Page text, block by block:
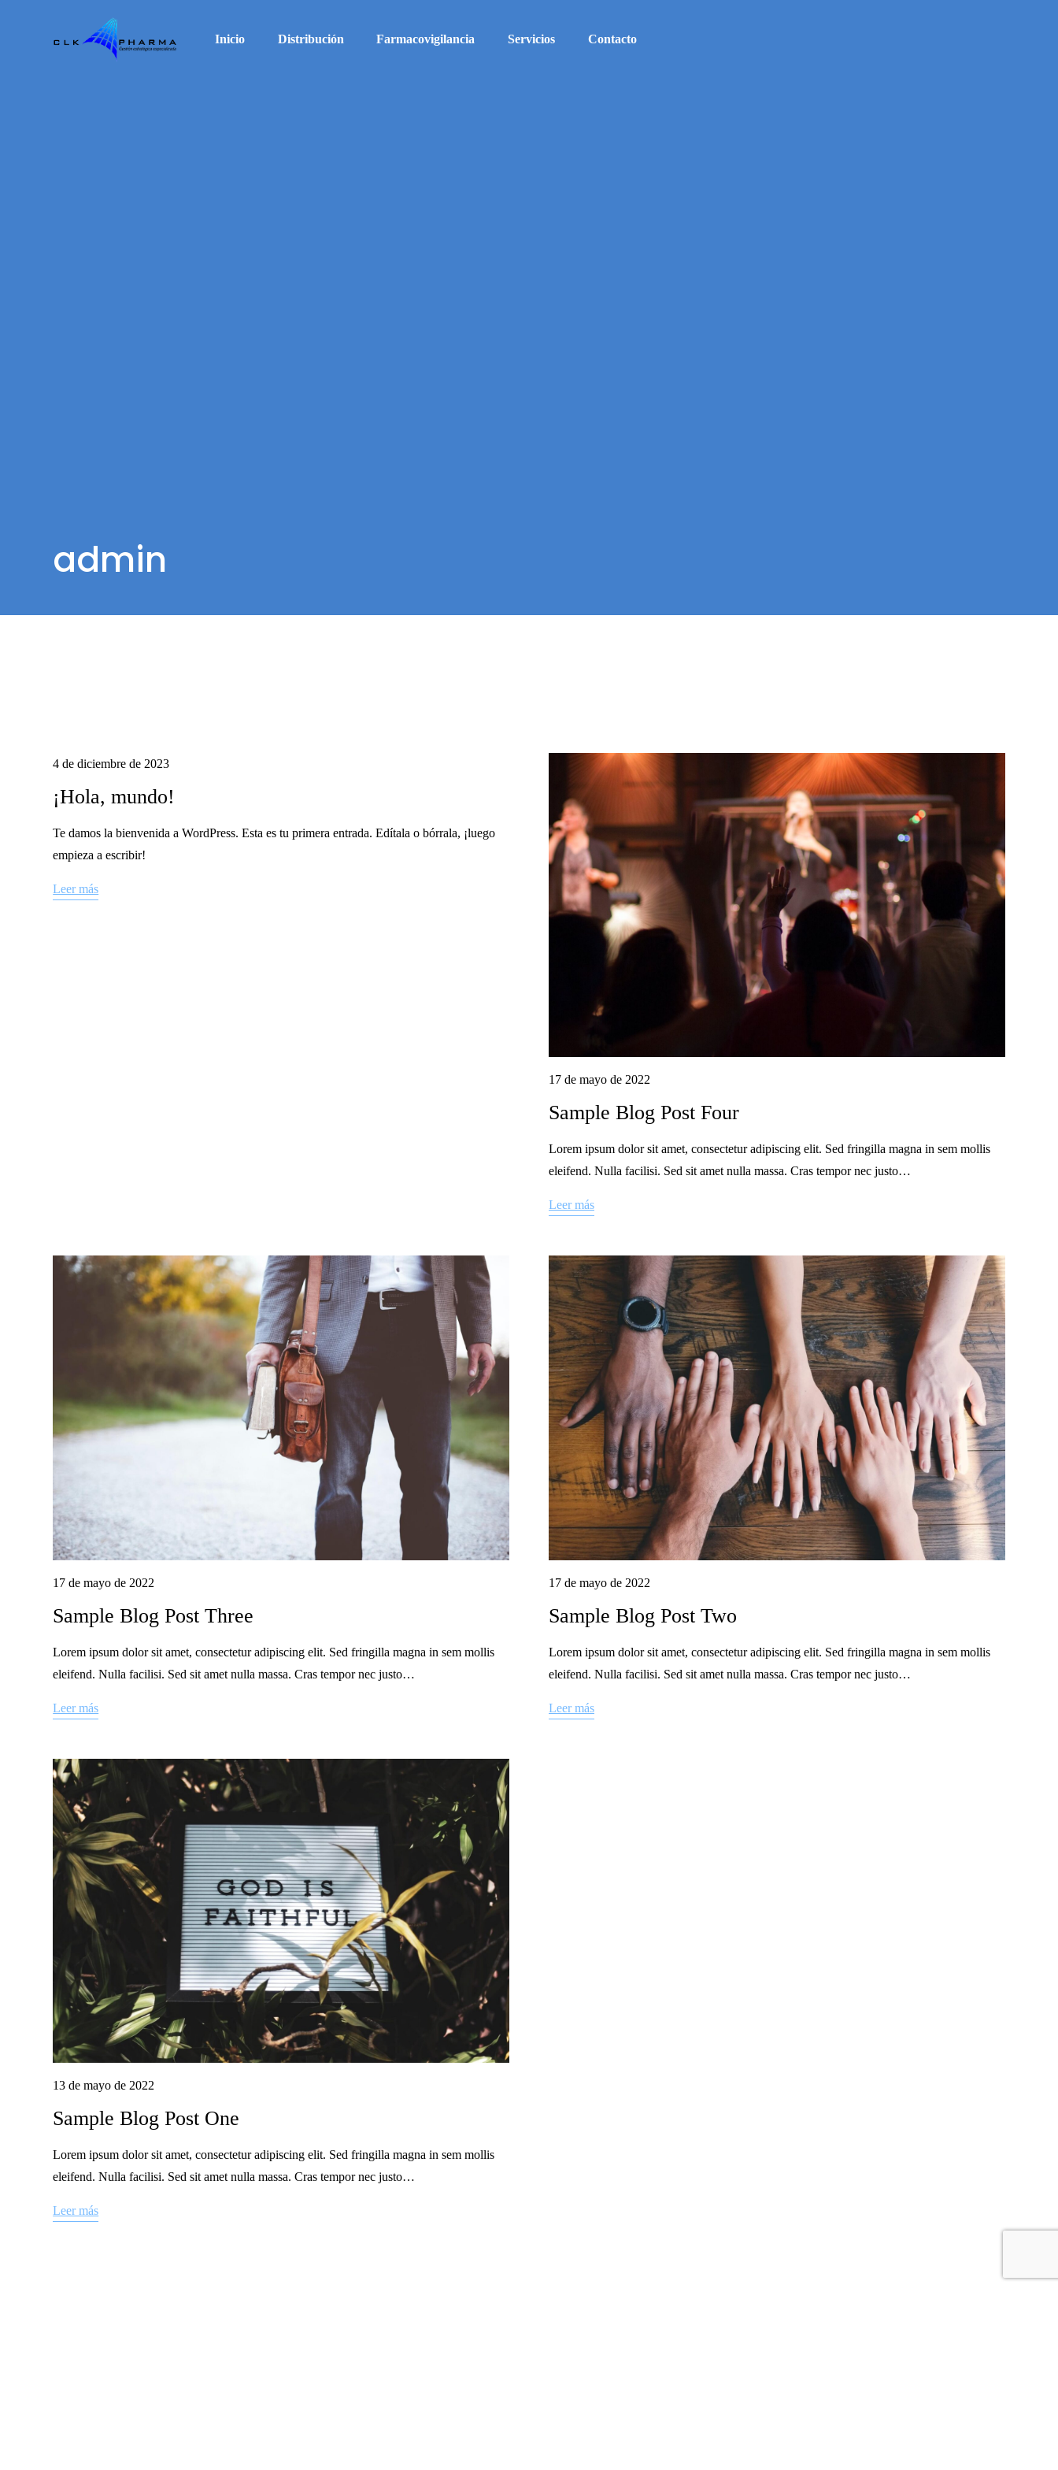
Inicio Distribución Farmacovigilancia Servicios Contacto
admin
4 de diciembre de 2023
¡Hola, mundo!
Te damos la bienvenida a WordPress. Esta es tu primera entrada. Edítala o bórrala, ¡luego
empieza a escribir!
Leer más
17 de mayo de 2022
Sample Blog Post Four
Lorem ipsum dolor sit amet, consectetur adipiscing elit. Sed fringilla magna in sem mollis
eleifend. Nulla facilisi. Sed sit amet nulla massa. Cras tempor nec justo…
Leer más
17 de mayo de 2022
Sample Blog Post Three
Lorem ipsum dolor sit amet, consectetur adipiscing elit. Sed fringilla magna in sem mollis
eleifend. Nulla facilisi. Sed sit amet nulla massa. Cras tempor nec justo…
Leer más
17 de mayo de 2022
Sample Blog Post Two
Lorem ipsum dolor sit amet, consectetur adipiscing elit. Sed fringilla magna in sem mollis
eleifend. Nulla facilisi. Sed sit amet nulla massa. Cras tempor nec justo…
Leer más
13 de mayo de 2022
Sample Blog Post One
Lorem ipsum dolor sit amet, consectetur adipiscing elit. Sed fringilla magna in sem mollis
eleifend. Nulla facilisi. Sed sit amet nulla massa. Cras tempor nec justo…
Leer más